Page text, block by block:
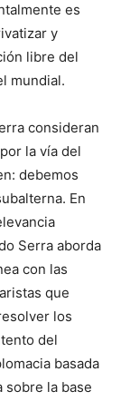
es
y
libre del
mundial.
consideran
la vía del
debemos
En
Serra aborda
con las
que
los
del
basada
sobre la base